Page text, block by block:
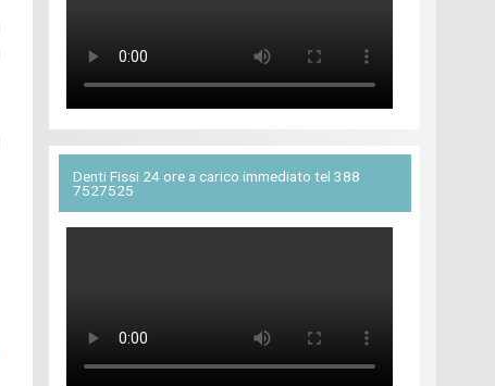
Denti Fissi 24 ore a carico immediato tel 388
7527525